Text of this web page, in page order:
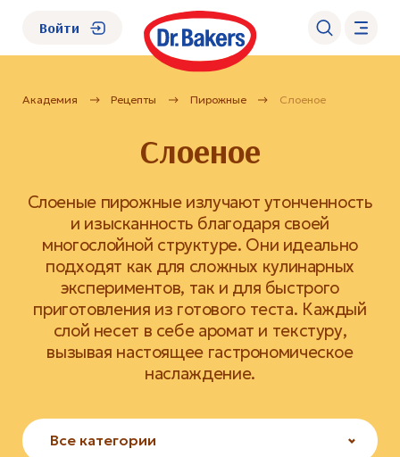
О нас
Академия
Где купить?
FAQ
Войти
Академия Рецепты Пирожные Слоеное
Слоеное
Слоеные пирожные излучают утонченность
и изысканность благодаря своей
многослойной структуре. Они идеально
подходят как для сложных кулинарных
экспериментов, так и для быстрого
приготовления из готового теста. Каждый
слой несет в себе аромат и текстуру,
вызывая настоящее гастрономическое
наслаждение.
Все категории